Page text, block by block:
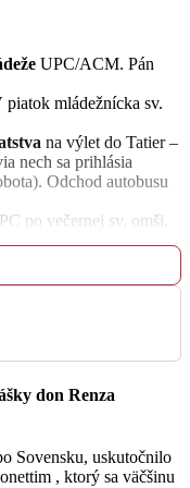
UPC/ACM. Pán
piatok mládežnícka sv.
na výlet do Tatier –
nech sa prihlásia
Odchod autobusu
po večernej sv. omši.
na pastorácii
do
z podzemnej
Juklovi, ktorí boli
a Františkom
cirkvi a o ich
don Renza
Sovensku, uskutočnilo
, ktorý sa väčšinu